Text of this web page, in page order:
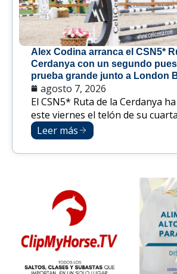
Alex Codina arranca el CSN5*
Cerdanya con un segundo
prueba grande junto a London
agosto 7, 2026
El CSN5* Ruta de la Cerdanya
este viernes el telón de su
Leer más